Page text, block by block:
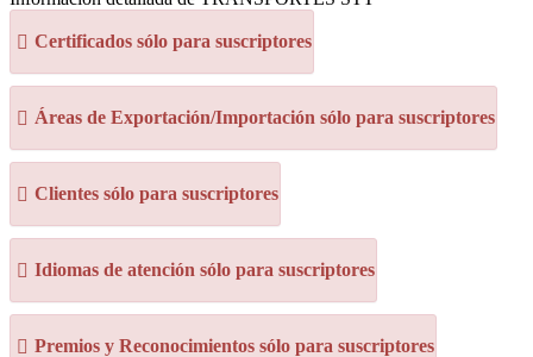
Certificados sólo para suscriptores
Áreas de Exportación/Importación sólo para suscriptores
Clientes sólo para suscriptores
Idiomas de atención sólo para suscriptores
Premios y Reconocimientos sólo para suscriptores